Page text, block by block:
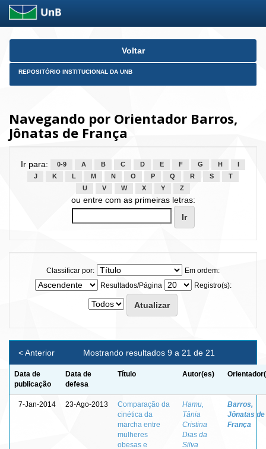
Skip
Voltar
REPOSITÓRIO INSTITUCIONAL DA UNB
Navegando por Orientador Barros,
Jônatas de França
Ir para: 0-9 A B C D E F G H
J
K L M N O P Q R S
T
U
V W X Y Z
ou entre com as primeiras letras:
Classificar por:
Em ordem:
Resultados/Página
Registro(s):
Mostrando resultados 9 a 21 de 21
< Anterior
Data de
publicação
Data de
defesa
Título Autor(es)
7-Jan-2014 23-Ago-2013
Comparação da
cinética da
marcha entre
mulheres
obesas e
Hamu,
Tânia
Cristina
Dias da
Silva
Barros,
Jônatas de
França